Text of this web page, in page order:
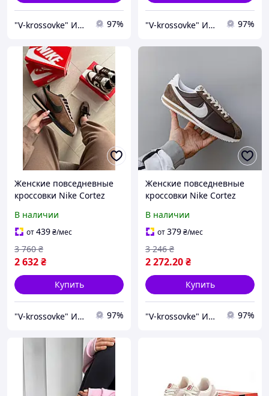
"V-krossovke" Интернет-магазин 97% "V-krossovke" Интернет-магазин 97%
Женские повседневные
кроссовки Nike Cortez
(коричневые) модные
демисезонные кроссы
nk85 Найк
В наличии
от439₴/мес
2 632₴
3 760 ₴
Купить
"V-krossovke" Интернет-магазин 97%
Женские повседневные
кроссовки Nike Cortez
демисезонные кроссы
3013 Найк vkross
В наличии
от379₴/мес
2 272.20₴
3 246 ₴
Купить
"V-krossovke" Интернет-магазин 97%